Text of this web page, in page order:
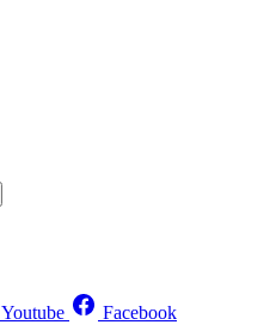
Youtube Facebook